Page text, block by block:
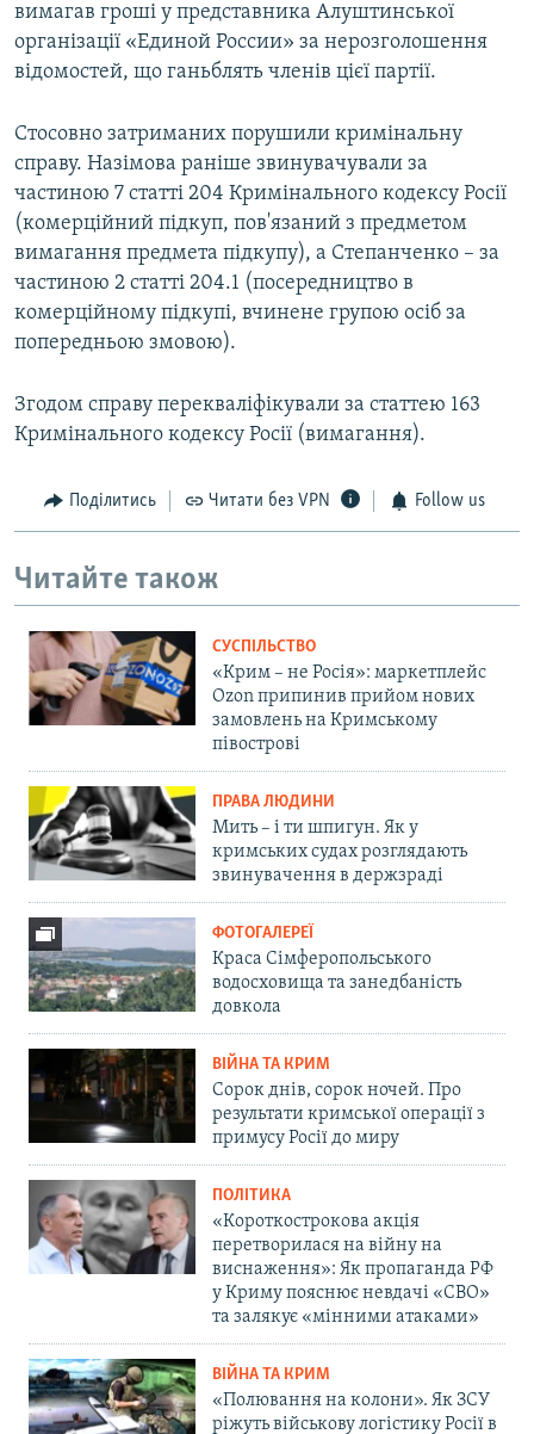
вимагав гроші у представника Алуштинської
організації «Единой России» за нерозголошення
відомостей, що ганьблять членів цієї партії.
Стосовно затриманих порушили кримінальну
справу. Назімова раніше звинувачували за
частиною 7 статті 204 Кримінального кодексу Росії
(комерційний підкуп, пов'язаний з предметом
вимагання предмета підкупу), а Степанченко – за
частиною 2 статті 204.1 (посередництво в
комерційному підкупі, вчинене групою осіб за
попередньою змовою).
Згодом справу перекваліфікували за статтею 163
Кримінального кодексу Росії (вимагання).
Поділитись Читати без VPN Follow us
Читайте також
СУСПІЛЬСТВО
«Крим – не Росія»: маркетплейс
Ozon припинив прийом нових
замовлень на Кримському
півострові
ПРАВА ЛЮДИНИ
Мить – і ти шпигун. Як у
кримських судах розглядають
звинувачення в держзраді
ФОТОГАЛЕРЕЇ
Краса Сімферопольського
водосховища та занедбаність
довкола
ВІЙНА ТА КРИМ
Сорок днів, сорок ночей. Про
результати кримської операції з
примусу Росії до миру
ПОЛІТИКА
«Короткострокова акція
перетворилася на війну на
виснаження»: Як пропаганда РФ
у Криму пояснює невдачі «СВО»
та залякує «мінними атаками»
ВІЙНА ТА КРИМ
«Полювання на колони». Як ЗСУ
ріжуть військову логістику Росії в